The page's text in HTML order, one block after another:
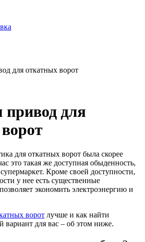
для откатных ворот
для
для откатных ворот была скорее
это такая же доступная обыденность,
Кроме своей доступности,
у нее есть существенные
экономить электроэнергию и
ворот лучше и как найти
вариант для вас – об этом ниже.